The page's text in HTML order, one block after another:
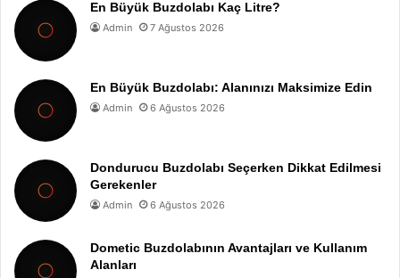
En Büyük Buzdolabı Kaç Litre?
Admin 7 Ağustos 2026
En Büyük Buzdolabı: Alanınızı Maksimize Edin
Admin 6 Ağustos 2026
Dondurucu Buzdolabı Seçerken Dikkat Edilmesi
Gerekenler
Admin 6 Ağustos 2026
Dometic Buzdolabının Avantajları ve Kullanım
Alanları